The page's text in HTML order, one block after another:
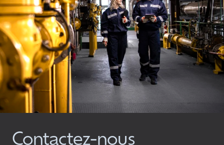
Contactez-nous